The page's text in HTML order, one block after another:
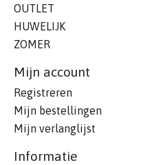
OUTLET
HUWELIJK
ZOMER
Mijn account
Registreren
Mijn bestellingen
Mijn verlanglijst
Informatie